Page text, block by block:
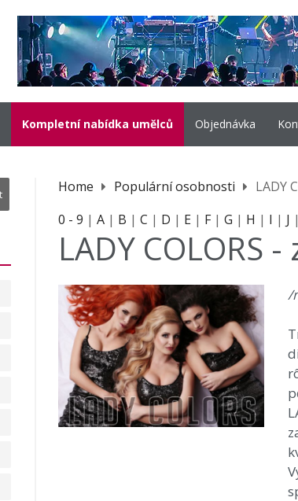
Kompletní nabídka umělců Objednávka
Home Populární osobnosti
LADY
0 - 9 | A| B | C | D | E| F| G | H | I | J |
LADY COLORS
/